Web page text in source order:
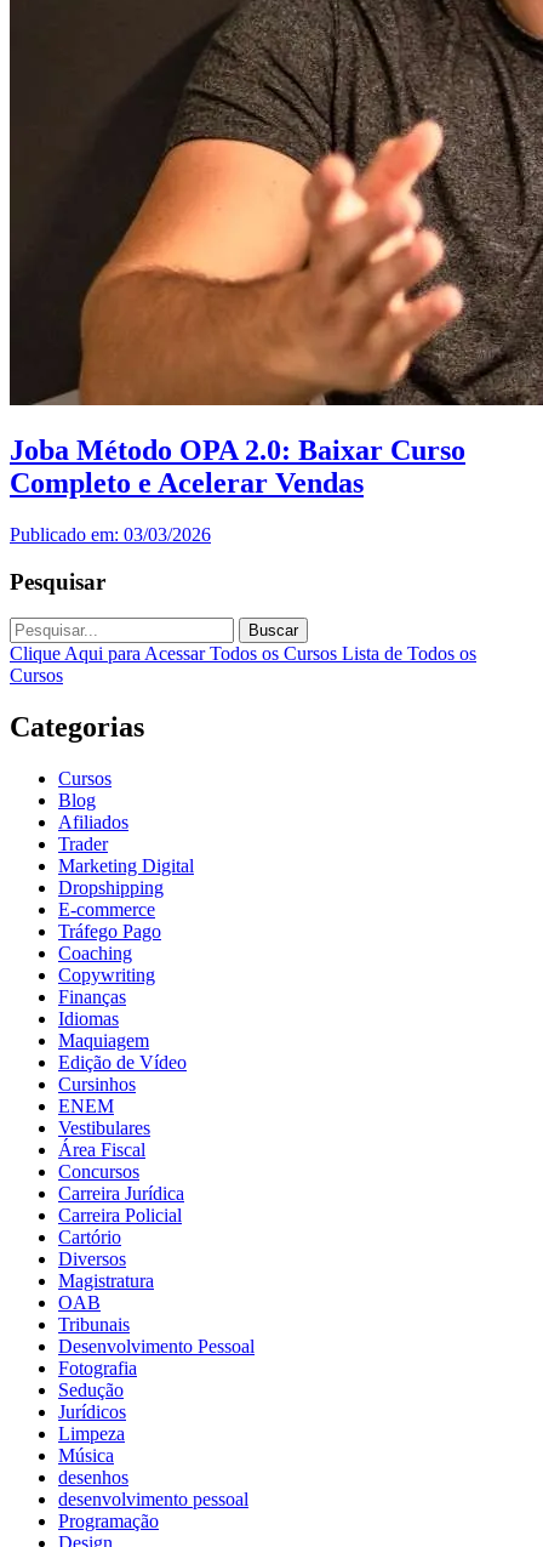
Joba Método OPA 2.0: Baixar Curso
Completo e Acelerar Vendas
Publicado em: 03/03/2026
Pesquisar
Buscar
Clique Aqui para Acessar Todos os Cursos Lista de Todos os
Cursos
Categorias
Cursos
Blog
Afiliados
Trader
Marketing Digital
Dropshipping
E-commerce
Tráfego Pago
Coaching
Copywriting
Finanças
Idiomas
Maquiagem
Edição de Vídeo
Cursinhos
ENEM
Vestibulares
Área Fiscal
Concursos
Carreira Jurídica
Carreira Policial
Cartório
Diversos
Magistratura
OAB
Tribunais
Desenvolvimento Pessoal
Fotografia
Sedução
Jurídicos
Limpeza
Música
desenhos
desenvolvimento pessoal
Programação